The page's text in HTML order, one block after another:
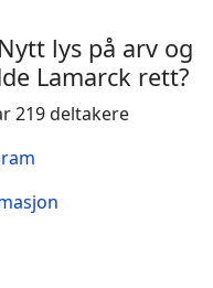
lys på arv og
Lamarck rett?
219 deltakere